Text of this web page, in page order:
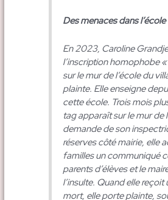
Des menaces dans l’école
En 2023, Caroline
l’inscription homophobe
sur le mur de l’école du
plainte. Elle enseigne
cette école. Trois mois
tag apparaît sur le mur de
demande de son
réserves côté mairie, elle
familles un communiqué
parents d’élèves et le
l’insulte. Quand elle
mort, elle porte plainte,